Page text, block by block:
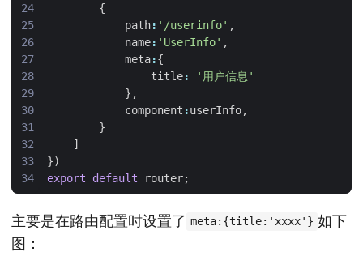
{
path: '/userinfo' ,
name: 'UserInfo' ,
meta:{
title:
'用户信息'
},
component :userInfo,
}
]
})
export
default router;
主要是在路由配置时设置了 meta:{title:'xxxx'} 如下
图：